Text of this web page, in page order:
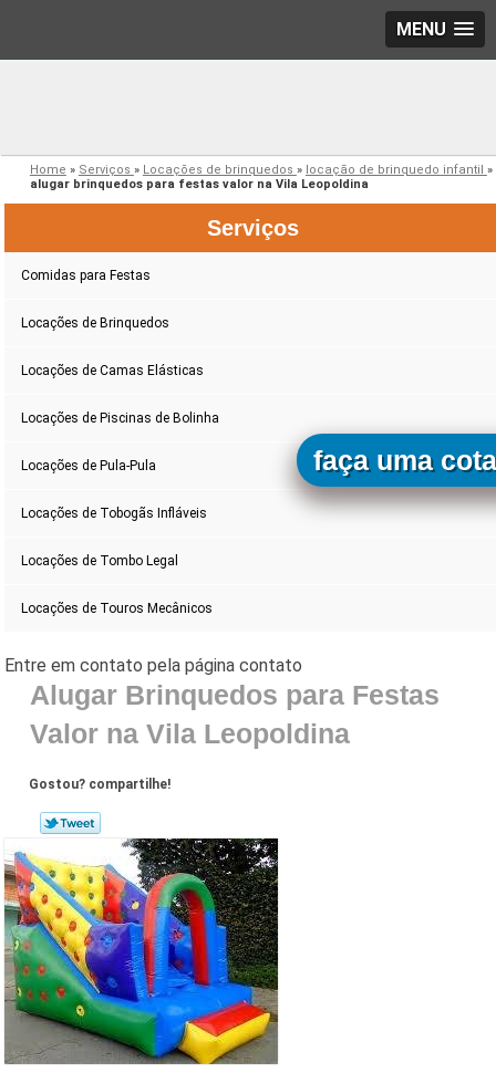
MENU
Home » Serviços » Locações de brinquedos » locação de brinquedo infantil »
alugar brinquedos para festas valor na Vila Leopoldina
Serviços
Comidas para Festas
Locações de Brinquedos
Locações de Camas Elásticas
Locações de Piscinas de Bolinha
Locações de Pula-Pula
Locações de Tobogãs Infláveis
Locações de Tombo Legal
Locações de Touros Mecânicos
Alugar Brinquedos para Festas
Valor na Vila Leopoldina
Gostou? compartilhe!
faça uma